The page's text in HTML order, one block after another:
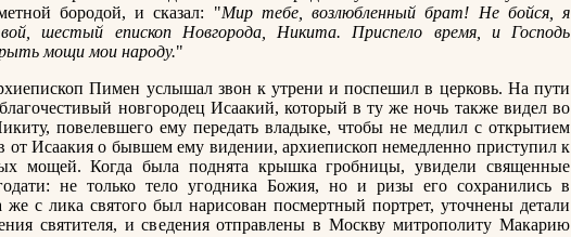
бородой, и сказал: "Мир тебе, возлюбленный брат! Не бойся, я
шестый епископ Новгорода, Никита. Приспело время, и Господь
мощи мои народу."
Пимен услышал звон к утрени и поспешил в церковь. На пути
новгородец Исаакий, который в ту же ночь также видел во
повелевшего ему передать владыке, чтобы не медлил с открытием
Исаакия о бывшем ему видении, архиепископ немедленно приступил к
мощей. Когда была поднята крышка гробницы, увидели священные
не только тело угодника Божия, но и ризы его сохранились в
же с лика святого был нарисован посмертный портрет, уточнены детали
святителя, и сведения отправлены в Москву митрополиту Макарию